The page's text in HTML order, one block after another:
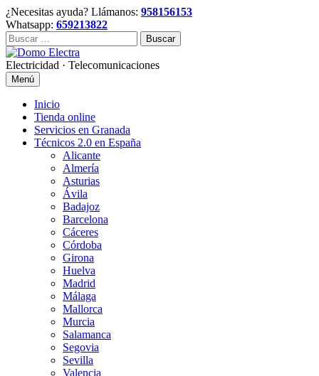
Skip
to
content
¿Necesitas ayuda? Llámanos: 958156153
Whatsapp: 659213822
Buscar:
Electricidad · Telecomunicaciones
Menú
Inicio
Tienda online
Servicios en Granada
Técnicos 2.0 en España
Alicante
Almería
Asturias
Ávila
Badajoz
Barcelona
Cáceres
Córdoba
Girona
Huelva
Madrid
Málaga
Mallorca
Murcia
Salamanca
Segovia
Sevilla
Valencia